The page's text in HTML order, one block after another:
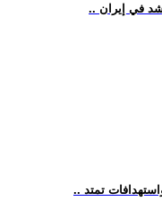
في إيران
تمتد